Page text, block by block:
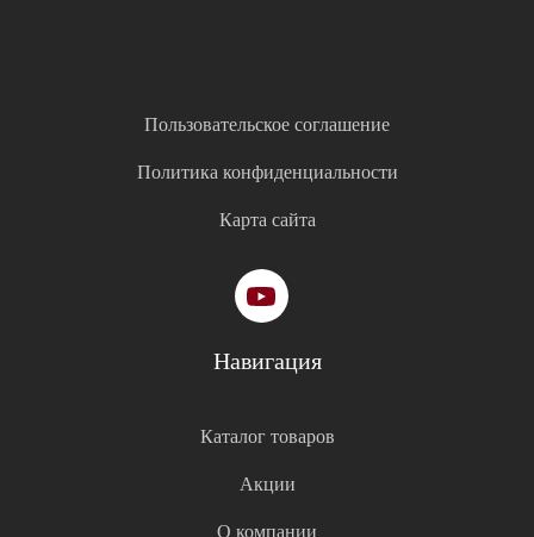
Пользовательское соглашение
Политика конфиденциальности
Карта сайта
Навигация
Каталог товаров
Акции
О компании